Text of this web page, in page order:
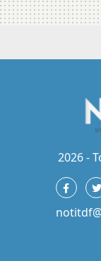
2026 -